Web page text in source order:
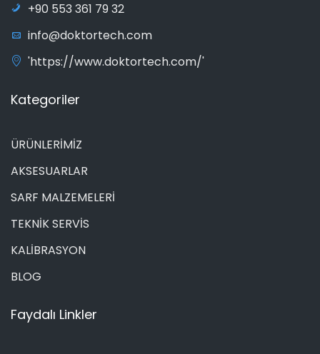
+90 553 361 79 32
info@doktortech.com
'https://www.doktortech.com/'
Kategoriler
ÜRÜNLERİMİZ
AKSESUARLAR
SARF MALZEMELERİ
TEKNİK SERVİS
KALİBRASYON
BLOG
Faydalı Linkler